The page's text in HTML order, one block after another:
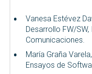
Vanesa Estévez
Desarrollo FW/
Comunicaciones.
María Graña
Ensayos de